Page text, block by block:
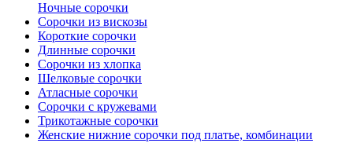
Ночные сорочки
Сорочки из вискозы
Короткие сорочки
Длинные сорочки
Сорочки из хлопка
Шелковые сорочки
Атласные сорочки
Сорочки с кружевами
Трикотажные сорочки
Женские нижние сорочки под платье, комбинации